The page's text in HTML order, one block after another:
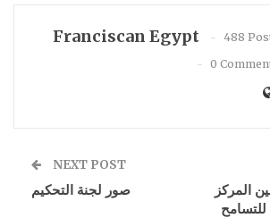
Franciscan Egypt
488
0
المركز
NEXT POST
صور لجنة التحكيم